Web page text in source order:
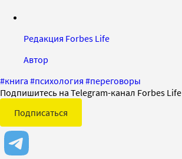
Редакция Forbes Life
Автор
#книга #психология #переговоры
Подпишитесь на Telegram-канал Forbes Life
Подписаться